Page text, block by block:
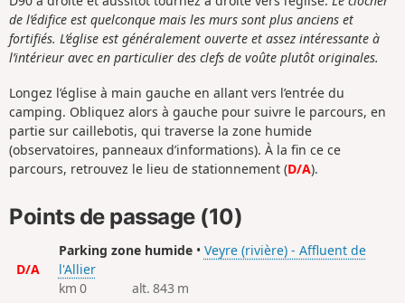
de l’édifice est quelconque mais les murs sont plus anciens et
fortifiés. L’église est généralement ouverte et assez intéressante à
l’intérieur avec en particulier des clefs de voûte plutôt originales.
Longez l’église à main gauche en allant vers l’entrée du
camping. Obliquez alors à gauche pour suivre le parcours, en
partie sur caillebotis, qui traverse la zone humide
(observatoires, panneaux d’informations). À la fin ce ce
parcours, retrouvez le lieu de stationnement (D/A).
Points de passage (10)
D/A
Parking zone humide• Veyre (rivière) - Affluent de
l'Allier
km 0
alt. 843 m